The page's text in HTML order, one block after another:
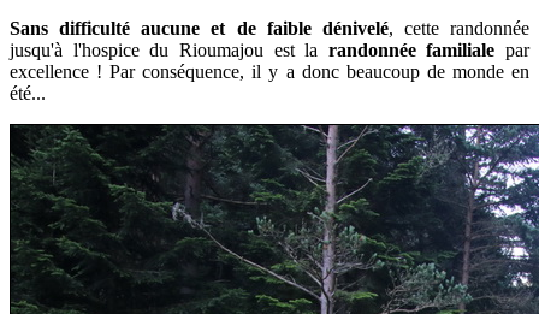
Sans difficulté aucune et de faible dénivelé, cette randonnée
jusqu'à l'hospice du Rioumajou est la randonnée familiale par
excellence ! Par conséquence, il y a donc beaucoup de monde en
été...